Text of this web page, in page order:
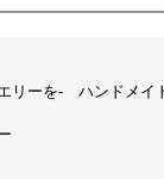
リーを- ハンドメイ